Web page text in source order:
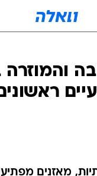
והמוזרה
מאזנים